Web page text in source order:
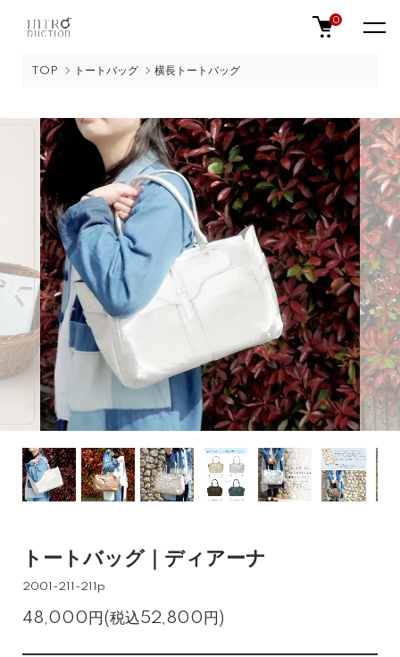
0
TOP トートバッグ 横長トートバッグ
トートバッグ｜ディアーナ
2001-211-211p
48,000円(税込52,800円)